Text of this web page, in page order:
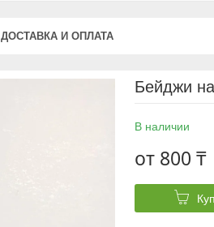
ДОСТАВКА И ОПЛАТА
Бейджи
В наличии
от 800 ₸